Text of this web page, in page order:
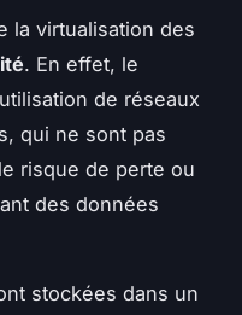
la virtualisation des
. En effet, le
de réseaux
qui ne sont pas
risque de perte ou
des données
stockées dans un